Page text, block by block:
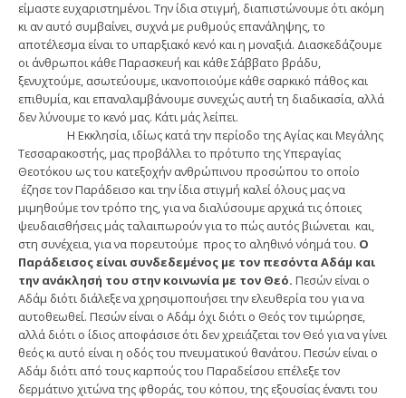
είμαστε ευχαριστημένοι. Την ίδια στιγμή, διαπιστώνουμε ότι ακόμη
κι αν αυτό συμβαίνει, συχνά με ρυθμούς επανάληψης, το
αποτέλεσμα είναι το υπαρξιακό κενό και η μοναξιά. Διασκεδάζουμε
οι άνθρωποι κάθε Παρασκευή και κάθε Σάββατο βράδυ,
ξενυχτούμε, ασωτεύουμε, ικανοποιούμε κάθε σαρκικό πάθος και
επιθυμία, και επαναλαμβάνουμε συνεχώς αυτή τη διαδικασία, αλλά
δεν λύνουμε το κενό μας. Κάτι μάς λείπει.
Η Εκκλησία, ιδίως κατά την περίοδο της Αγίας και Μεγάλης
Τεσσαρακοστής, μας προβάλλει το πρότυπο της Υπεραγίας
Θεοτόκου ως του κατεξοχήν ανθρώπινου προσώπου το οποίο
έζησε τον Παράδεισο και την ίδια στιγμή καλεί όλους μας να
μιμηθούμε τον τρόπο της, για να διαλύσουμε αρχικά τις όποιες
ψευδαισθήσεις μάς ταλαιπωρούν για το πώς αυτός βιώνεται και,
στη συνέχεια, για να πορευτούμε προς το αληθινό νόημά του. Ο
Παράδεισος είναι συνδεδεμένος με τον πεσόντα Αδάμ και
την ανάκλησή του στην κοινωνία με τον Θεό. Πεσών είναι ο
Αδάμ διότι διάλεξε να χρησιμοποιήσει την ελευθερία του για να
αυτοθεωθεί. Πεσών είναι ο Αδάμ όχι διότι ο Θεός τον τιμώρησε,
αλλά διότι ο ίδιος αποφάσισε ότι δεν χρειάζεται τον Θεό για να γίνει
θεός κι αυτό είναι η οδός του πνευματικού θανάτου. Πεσών είναι ο
Αδάμ διότι από τους καρπούς του Παραδείσου επέλεξε τον
δερμάτινο χιτώνα της φθοράς, του κόπου, της εξουσίας έναντι του